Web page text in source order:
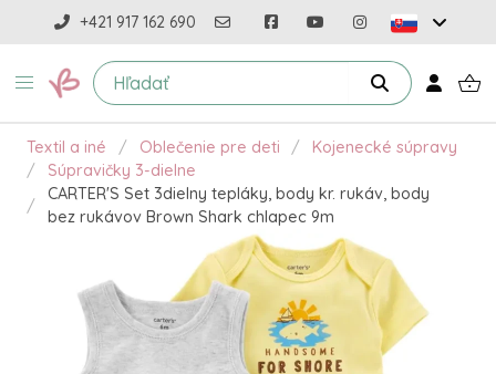
+421 917 162 690
Textil a iné Oblečenie pre deti
Kojenecké súpravy
Súpravičky 3-dielne
CARTER'S Set 3dielny tepláky, body kr. rukáv, body
bez rukávov Brown Shark chlapec 9m